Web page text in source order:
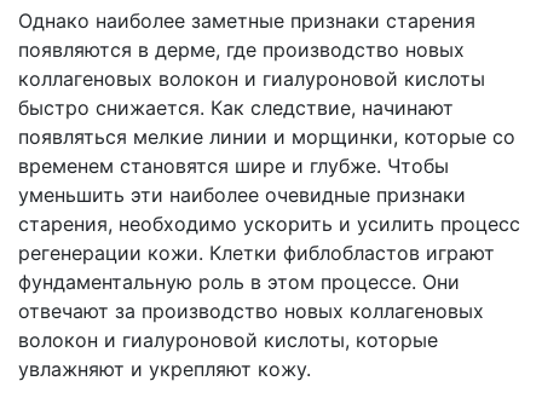
Однако наиболее заметные признаки старения
появляются в дерме, где производство новых
коллагеновых волокон и гиалуроновой кислоты
быстро снижается. Как следствие, начинают
появляться мелкие линии и морщинки, которые со
временем становятся шире и глубже. Чтобы
уменьшить эти наиболее очевидные признаки
старения, необходимо ускорить и усилить процесс
регенерации кожи. Клетки фиблобластов играют
фундаментальную роль в этом процессе. Они
отвечают за производство новых коллагеновых
волокон и гиалуроновой кислоты, которые
увлажняют и укрепляют кожу.